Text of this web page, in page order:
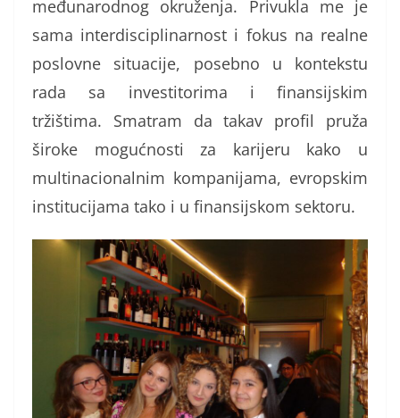
međunarodnog okruženja. Privukla me je
sama interdisciplinarnost i fokus na realne
poslovne situacije, posebno u kontekstu
rada sa investitorima i finansijskim
tržištima. Smatram da takav profil pruža
široke mogućnosti za karijeru kako u
multinacionalnim kompanijama, evropskim
institucijama tako i u finansijskom sektoru.